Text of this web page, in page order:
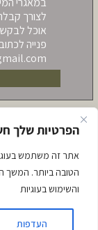
הפרטיות שלך
הטובה ביותר. המשך
והשימוש בעוגיות
העדפות
לצורך
אוכל
פנייה
לתאום